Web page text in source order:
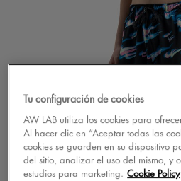
Tu configuración de cookies
AW LAB utiliza los cookies para
Al hacer clic en “Aceptar todas las
cookies se guarden en su dispositivo
del sitio, analizar el uso del mismo, y
estudios para marketing. Cookie Policy